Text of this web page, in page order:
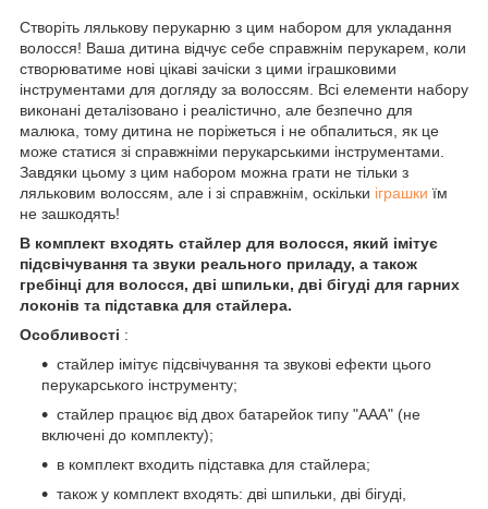
Створіть лялькову перукарню з цим набором для укладання
волосся! Ваша дитина відчує себе справжнім перукарем, коли
створюватиме нові цікаві зачіски з цими іграшковими
інструментами для догляду за волоссям. Всі елементи набору
виконані деталізовано і реалістично, але безпечно для
малюка, тому дитина не поріжеться і не обпалиться, як це
може статися зі справжніми перукарськими інструментами.
Завдяки цьому з цим набором можна грати не тільки з
ляльковим волоссям, але і зі справжнім, оскільки іграшки їм
не зашкодять!
В комплект входять стайлер для волосся, який імітує
підсвічування та звуки реального приладу, а також
гребінці для волосся, дві шпильки, дві бігуді для гарних
локонів та підставка для стайлера.
Особливості :
стайлер імітує підсвічування та звукові ефекти цього
перукарського інструменту;
стайлер працює від двох батарейок типу "AAA" (не
включені до комплекту);
в комплект входить підставка для стайлера;
також у комплект входять: дві шпильки, дві бігуді,